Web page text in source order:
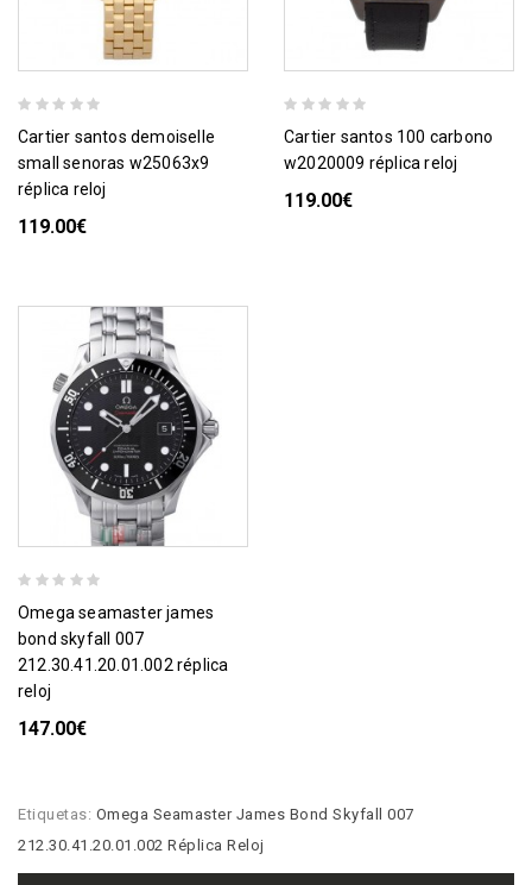
cartier santos demoiselle
small senoras w25063x9
réplica reloj
119.00€
cartier santos 100 carbono
w2020009 réplica reloj
119.00€
omega seamaster james
bond skyfall 007
212.30.41.20.01.002 réplica
reloj
147.00€
Etiquetas: Omega Seamaster James Bond Skyfall 007
212.30.41.20.01.002 Réplica Reloj